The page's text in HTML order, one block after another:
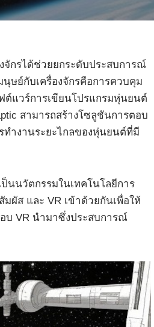
จักรได้ช่วยยกระดับประสบการณ์
ษย์กับเครื่องจักรคือการควบคุม
ต์แวร์การเขียนโปรแกรมหุ่นยนต์
สามารถสร้างโซลูชันการตอบ
ทำงานระยะไกลของหุ่นยนต์ที่มี
นนวัตกรรมในเทคโนโลยีการ
ผัส และ VR เข้าด้วยกันเพื่อให้
บ VR นำมาซึ่งประสบการณ์